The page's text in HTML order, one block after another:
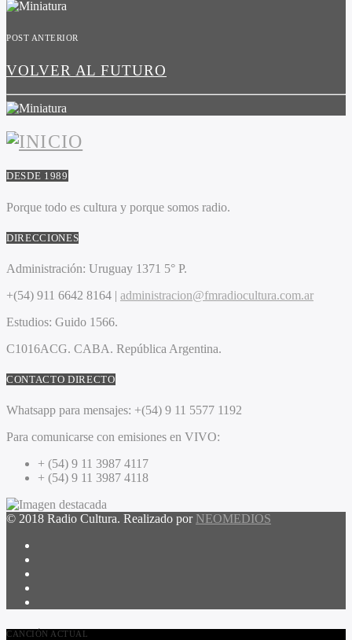
POST ANTERIOR
VOLVER AL FUTURO
DESDE 1989
Porque todo es cultura y porque somos radio.
DIRECCIONES
Administración: Uruguay 1371 5° P.
+(54) 911 6642 8164 | administracion@fmradiocultura.com.ar
Estudios: Guido 1566.
C1016ACG. CABA. República Argentina.
CONTACTO DIRECTO
Whatsapp para mensajes: +(54) 9 11 5577 1192
Para comunicarse con emisiones en VIVO:
+ (54) 9 11 3987 4117
+ (54) 9 11 3987 4118
© 2018 Radio Cultura. Realizado por NEOMEDIOS
CANCIÓN ACTUAL